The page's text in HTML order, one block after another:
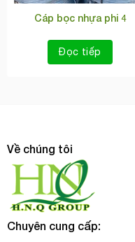
Cáp bọc nhựa phi 4
Đọc tiếp
Về chúng tôi
Chuyên cung cấp: